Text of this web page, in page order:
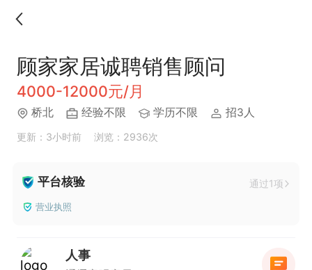
顾家家居诚聘销售顾问
4000-12000元/月
桥北 经验不限 学历不限 招3人
更新：3小时前 浏览：2936次
平台核验 通过1项
营业执照
人事